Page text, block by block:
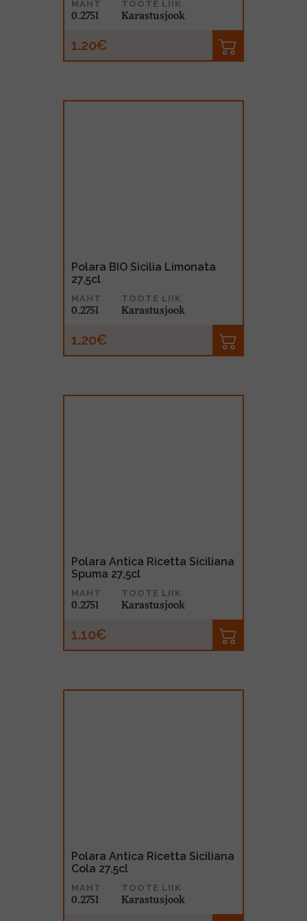
MAHT
0.275l
TOOTE LIIK
Karastusjook
1.20€
Polara BIO Sicilia Limonata
27,5cl
MAHT
0.275l
TOOTE LIIK
Karastusjook
1.20€
Polara Antica Ricetta Siciliana
Spuma 27,5cl
MAHT
0.275l
TOOTE LIIK
Karastusjook
1.10€
Polara Antica Ricetta Siciliana
Cola 27,5cl
MAHT
0.275l
TOOTE LIIK
Karastusjook